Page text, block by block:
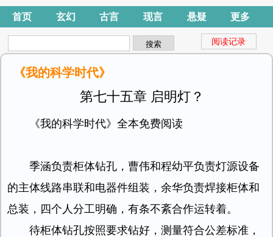
首页 玄幻 古言 现言 悬疑 更多
阅读记录
《我的科学时代》
第七十五章 启明灯？
《我的科学时代》全本免费阅读
季涵负责柜体钻孔，曹伟和程幼平负责灯源设备
的主体线路串联和电器件组装，余华负责焊接柜体和
总装，四个人分工明确，有条不紊合作运转着。
待柜体钻孔按照要求钻好，测量符合公差标准，